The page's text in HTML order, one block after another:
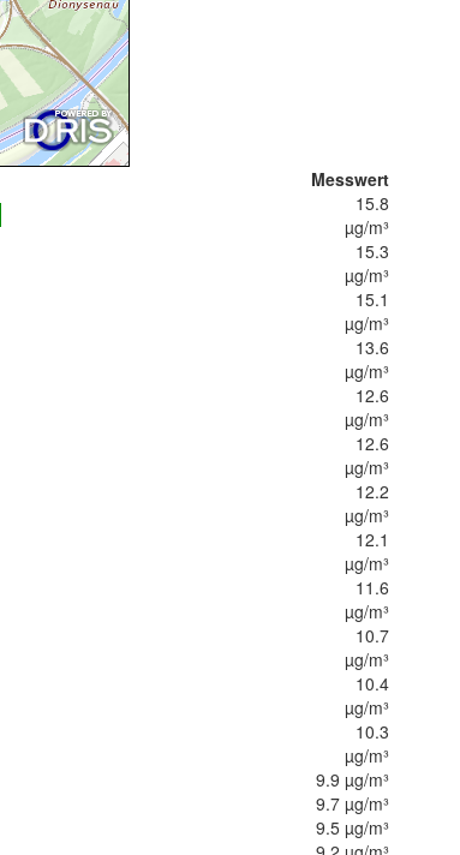
Messwert
15.8
µg/m³
15.3
µg/m³
15.1
µg/m³
13.6
µg/m³
12.6
µg/m³
12.6
µg/m³
12.2
µg/m³
12.1
µg/m³
11.6
µg/m³
10.7
µg/m³
10.4
µg/m³
10.3
µg/m³
9.9 µg/m³
9.7 µg/m³
9.5 µg/m³